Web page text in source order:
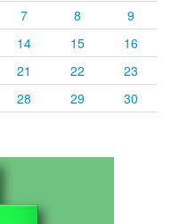
7 8
9
14 15
16
21 22
23
28 29
30